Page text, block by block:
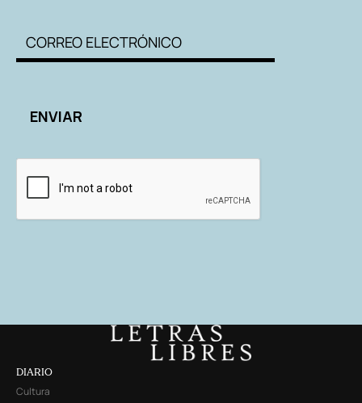
DIARIO
Cultura